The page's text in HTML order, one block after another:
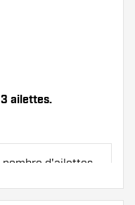
ailettes.
nombre d'ailettes